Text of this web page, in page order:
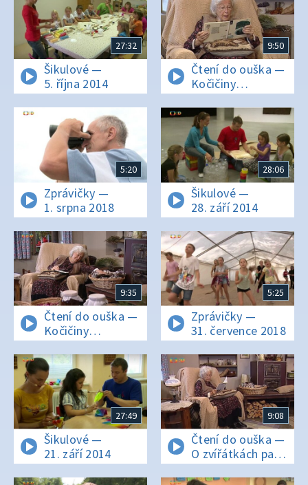
27:32
Šikulové —
5. října 2014
9:50
Čtení do ouška —
Kočičiny
kocourka
Damiána II
5:20
Zprávičky —
1. srpna 2018
28:06
Šikulové —
28. září 2014
9:35
Čtení do ouška —
Kočičiny
kocourka
Damiána I
5:25
Zprávičky —
31. července 2018
27:49
Šikulové —
21. září 2014
9:08
Čtení do ouška —
O zvířátkách pana
Krbce II